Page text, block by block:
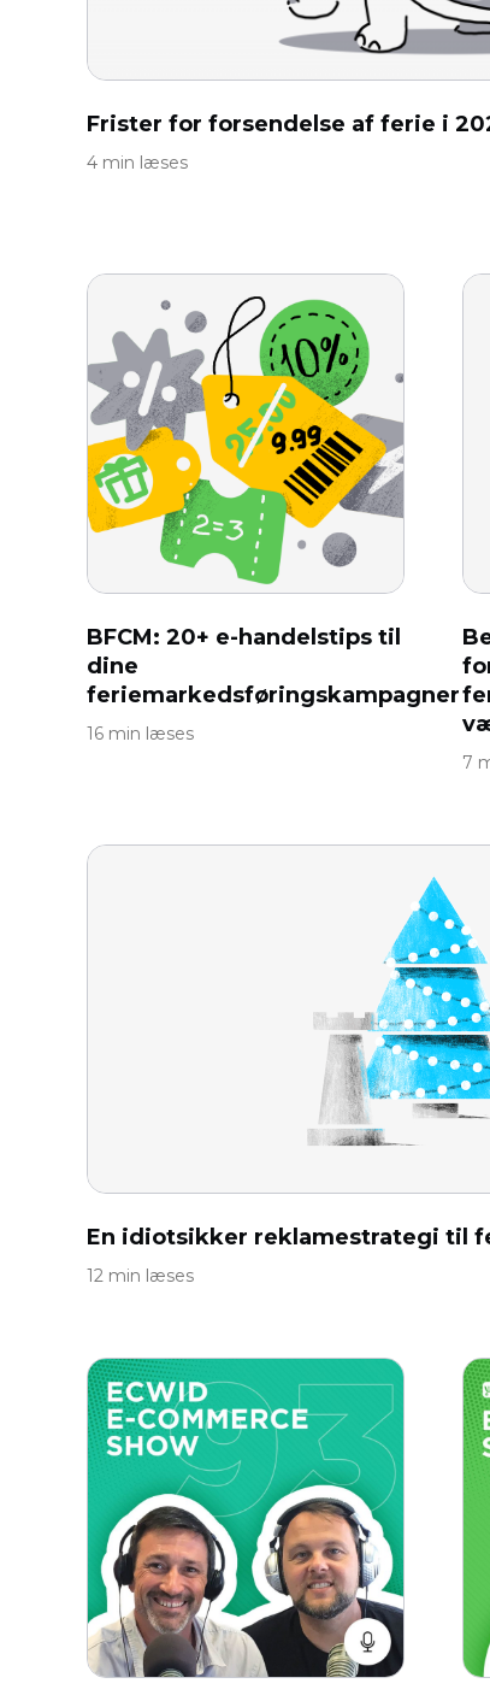
Frister for forsendelse af ferie i
4 min læses
BFCM: 20+ e-handelstips til
dine
feriemarkedsføringskampagner
16 min læses
7
En idiotsikker reklamestrategi til
12 min læses